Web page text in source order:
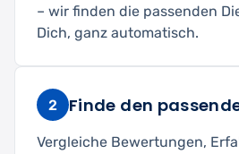
– wir finden die passenden
Dich, ganz automatisch.
2 Finde den
Vergleiche Bewertungen,